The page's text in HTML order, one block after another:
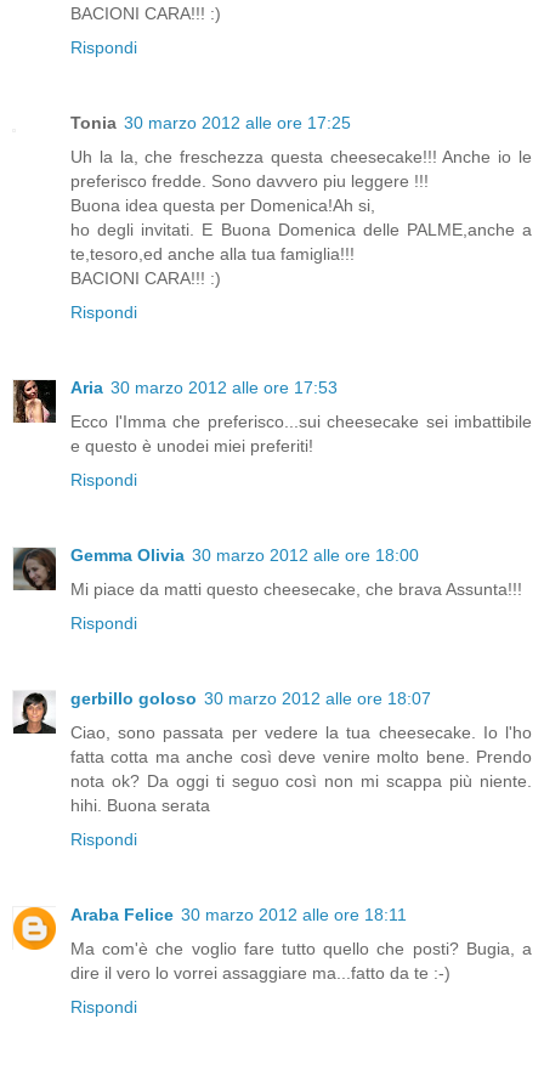
BACIONI CARA!!! :)
Rispondi
Tonia 30 marzo 2012 alle ore 17:25
Uh la la, che freschezza questa cheesecake!!! Anche io le
preferisco fredde. Sono davvero piu leggere !!!
Buona idea questa per Domenica!Ah si,
ho degli invitati. E Buona Domenica delle PALME,anche a
te,tesoro,ed anche alla tua famiglia!!!
BACIONI CARA!!! :)
Rispondi
Aria 30 marzo 2012 alle ore 17:53
Ecco l'Imma che preferisco...sui cheesecake sei imbattibile
e questo è unodei miei preferiti!
Rispondi
Gemma Olivia 30 marzo 2012 alle ore 18:00
Mi piace da matti questo cheesecake, che brava Assunta!!!
Rispondi
gerbillo goloso 30 marzo 2012 alle ore 18:07
Ciao, sono passata per vedere la tua cheesecake. Io l'ho
fatta cotta ma anche così deve venire molto bene. Prendo
nota ok? Da oggi ti seguo così non mi scappa più niente.
hihi. Buona serata
Rispondi
Araba Felice 30 marzo 2012 alle ore 18:11
Ma com'è che voglio fare tutto quello che posti? Bugia, a
dire il vero lo vorrei assaggiare ma...fatto da te :-)
Rispondi